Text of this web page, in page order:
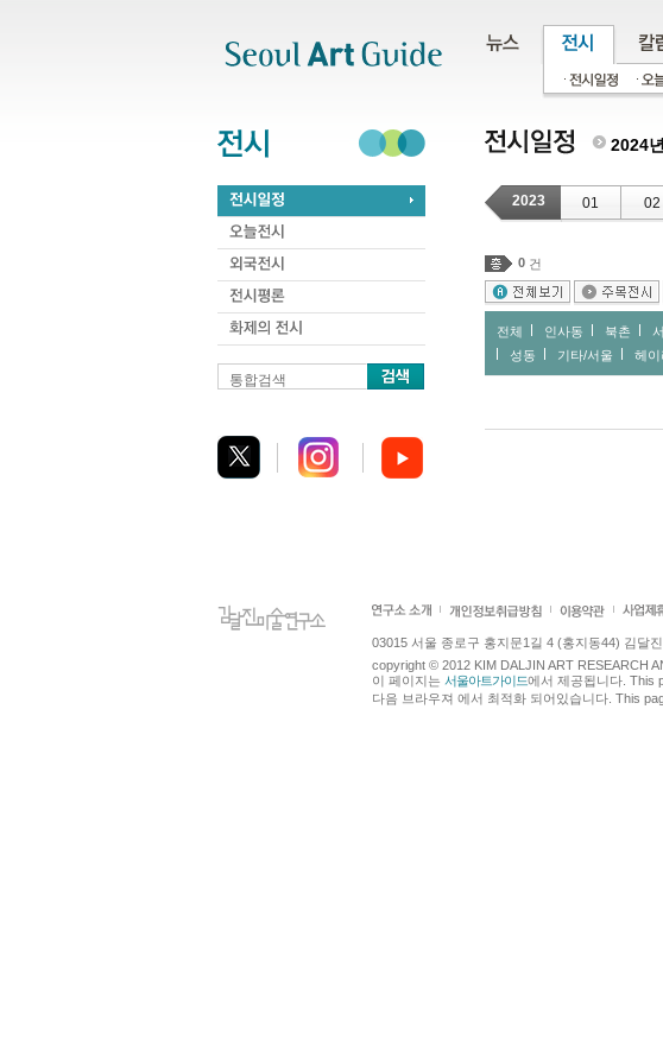
통합검색
2024
2023 01 02
0 건
전체 인사동 북촌
성동
기타/서울 헤이
03015 서울 종로구 홍지문1길 4 (홍지동44) 김달
copyright © 2012 KIM DALJIN ART RESEARCH
이 페이지는 서울아트가이드에서 제공됩니다. This
다음 브라우져 에서 최적화 되어있습니다. This